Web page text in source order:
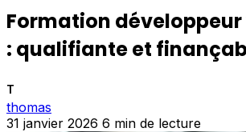
Formation
: qualifiante et
T
thomas
31 janvier 2026 6 min de lecture